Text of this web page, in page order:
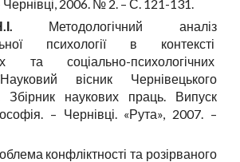
Чернівці, 2006. № 2. – С. 121-131.
Методологічний аналіз
психології в контексті
та соціально-психологічних
вісник Чернівецького
Збірник наукових праць. Випуск
– Чернівці. «Рута», 2007. –
конфліктності та розірваного